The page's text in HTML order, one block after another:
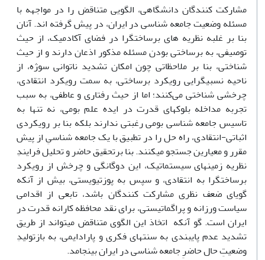
مشارکت­ کنندگان دانشگاهی، الگویی متناقض­ را در مواجهه با
مسئله وضعیت جامعه­ شناسی در ایران، در پیش گرفته­ اند. آنان
بنا بر غلبه نظریه ­های برساختگرا در فضای آکادمیک، از حیث
توصیفی، به برساختی بودن مسئله مذکور اذعان دارند و از حیث
شناختی، بنا بر ملاحظاتی چون امکان تشدید ناتوانی سوژه، از
ناحیه­ نسبی­گرایی رویکرد برساختی، به سمت رویکرد انتقادی،
چرخشی شناختی می‌کنند؛ اما از حیث رفتاری و عاطفی، به سبب
تجربه مداخله بلوک­های قدرت در ایده علم بومی، نه تنها به
تاسیس جامعه ­شناسی بومی رغبتی ندارند بلکه بنا بر رویکردی
اثباتی-انتقادی، راه حل را در تطبیق با یک جامعه­ شناسیِ از پیش
­مقرر و معیارین جستجو می­کنند. بنا برتحقیق حاضر و تحلیل فرایندِ
نظریه زمینه­ای سیستماتیک، این دوگانگی و چرخش از رویکرد
برساختگرا به انتقادی، و سپس به پوزتیویستی، بیش از آنکه
گویای ضعف نظری مشارکت­ کنندگان باشد، تابعی از اقدامی
سیاست ­ورزانه و پراگماتیستی، برای نقد محافظه ­کارانه­ قدرت در
ایران است. گو آنکه اتخاذ این الگوی متناقض می­تواند از طریق
تشدید عدم پایبندی به سنت­های فکری و پارادایمی، به بازتولیدِ
وضعیتِ حال حاضرِ جامعه ­شناسی در ایران بینجامد.